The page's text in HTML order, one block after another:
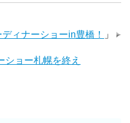
ィナーショーin豊橋！ 」
ョー札幌を終え